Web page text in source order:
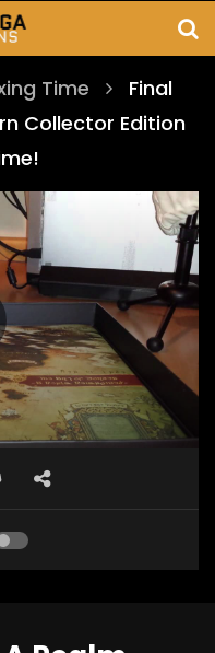
Time
Final
Collector Edition